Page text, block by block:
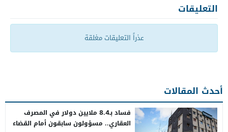
التعليقات
عذراً التعليقات مغلقة
أحدث المقالات
فساد بـ8.4 ملايين دولار في المصرف
العقاري.. مسؤولون سابقون أمام القضاء